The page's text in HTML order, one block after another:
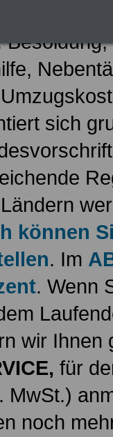
sich
können
. Im
. Wenn
wir
für
MwSt.)
noch